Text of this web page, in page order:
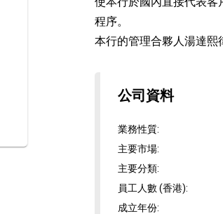
程序。
本行的管理合夥人湯達熙
公司資料
業務性質:
主要市場:
主要分類:
員工人數 (香港):
成立年份: